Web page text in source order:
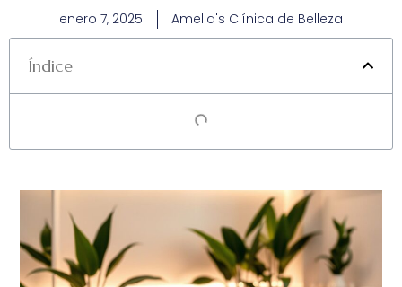
enero 7, 2025 Amelia's Clínica de Belleza
Índice